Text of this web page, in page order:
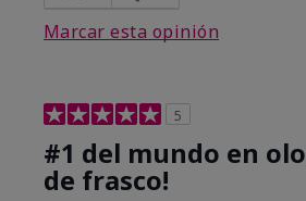
Marcar esta opinión
5
#1 del mundo en
de frasco!